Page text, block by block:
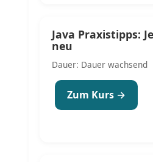
Java Praxistipps:
neu
Dauer: Dauer wachsend
Zum Kurs →